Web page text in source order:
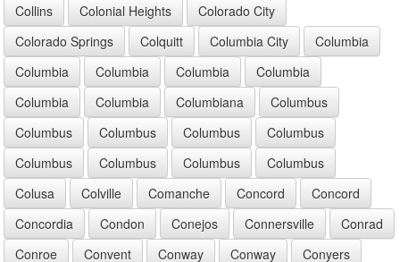
Collins
Colonial Heights
Colorado City
Colorado Springs
Colquitt Columbia City
Columbia
Columbia
Columbia Columbia
Columbia
Columbia
Columbia Columbiana
Columbus
Columbus
Columbus Columbus
Columbus
Columbus
Columbus Columbus
Columbus
Colusa
Colville Comanche Concord
Concord
Concordia
Condon Conejos Connersville
Conrad
Conroe
Convent Conway Conway
Conyers